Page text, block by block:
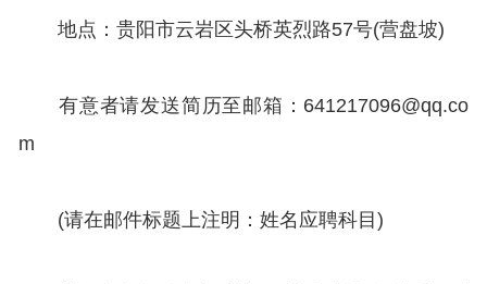
地点：贵阳市云岩区头桥英烈路57号(营盘坡)
有意者请发送简历至邮箱：641217096@qq.co
m
(请在邮件标题上注明：姓名应聘科目)